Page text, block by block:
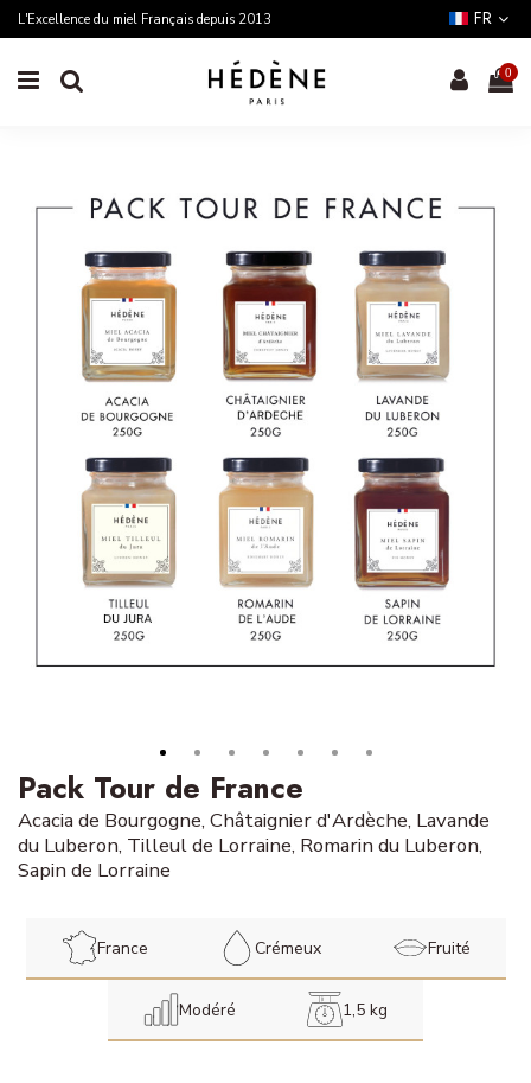
L'Excellence du miel Français depuis 2013 FR
0
Pack Tour de France
Acacia de Bourgogne, Châtaignier d'Ardèche, Lavande
du Luberon, Tilleul de Lorraine, Romarin du Luberon,
Sapin de Lorraine
France Crémeux Fruité
Modéré 1,5 kg